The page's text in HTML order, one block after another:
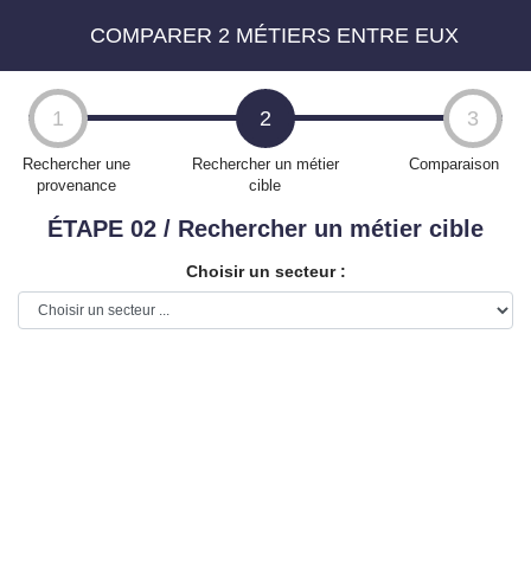
contenu
principal
COMPARER 2 MÉTIERS ENTRE EUX
1 2 3
Rechercher une
provenance
Rechercher un métier
cible
Comparaison
ÉTAPE 02 / Rechercher un métier cible
Choisir un secteur :